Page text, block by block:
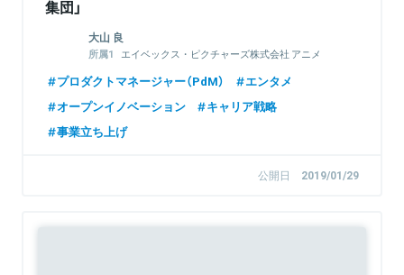
集団」
大山 良
エイベックス・ピクチャーズ株式会社 アニメ
株式会社アニメタイムズ社 企画室 ゼネラルマ
ネージャー
FLAGSHIP LINE株式会社 代表取締役社長
プロダクトマネージャー（PdM）
エンタメ
オープンイノベーション
キャリア戦略
事業立ち上げ
公開日 2019/01/29